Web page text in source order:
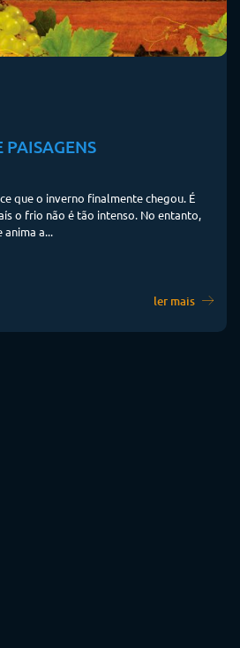
PAISAGENS
que o inverno finalmente chegou. É
o frio não é tão intenso. No entanto,
a...
ler mais